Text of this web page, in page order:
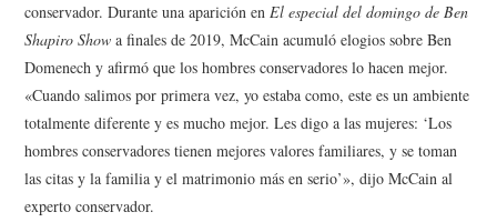
conservador. Durante una aparición enEl especial del domingo de Ben
Shapiro Show a finales de 2019, McCain acumuló elogios sobre Ben
Domenech y afirmó que los hombres conservadores lo hacen mejor.
«Cuando salimos por primera vez, yo estaba como, este es un ambiente
totalmente diferente y es mucho mejor. Les digo a las mujeres: ‘Los
hombres conservadores tienen mejores valores familiares, y se toman
las citas y la familia y el matrimonio más en serio’», dijo McCain al
experto conservador.